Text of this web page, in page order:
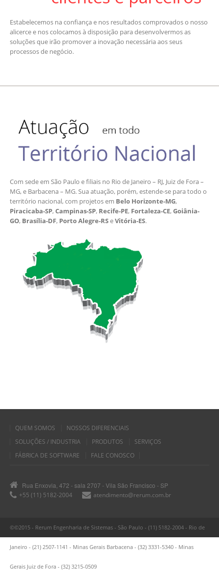
Estabelecemos na confiança e nos resultados comprovados o nosso
alicerce e nos colocamos à disposição para desenvolvermos as
soluções que irão promover a inovação necessária aos seus
processos de negócio.
Com sede em São Paulo e filiais no Rio de Janeiro – RJ, Juiz de Fora –
MG, e Barbacena – MG. Sua atuação, porém, estende-se para todo o
território nacional, com projetos em Belo Horizonte-MG,
Piracicaba-SP,Campinas-SP, Recife-PE, Fortaleza-CE,Goiânia-
GO, Brasília-DF, Porto Alegre-RSeVitória-ES.
QUEM SOMOS
NOSSOS DIFERENCIAIS
SOLUÇÕES / INDUSTRIA
PRODUTOS
SERVIÇOS
FÁBRICA DE SOFTWARE
FALE CONOSCO
Rua Enxovia, 472 - sala 2707 - Vila São Francisco - SP
+55 (11) 5182-2004
atendimento@rerum.com.br
©©2015 - Rerum Engenharia de Sistemas - São Paulo - (11) 5182-2004 - Rio de
Janeiro - (21) 2507-1141 - Minas Gerais Barbacena - (32) 3331-5340 - Minas
Gerais Juiz de Fora - (32) 3215-0509